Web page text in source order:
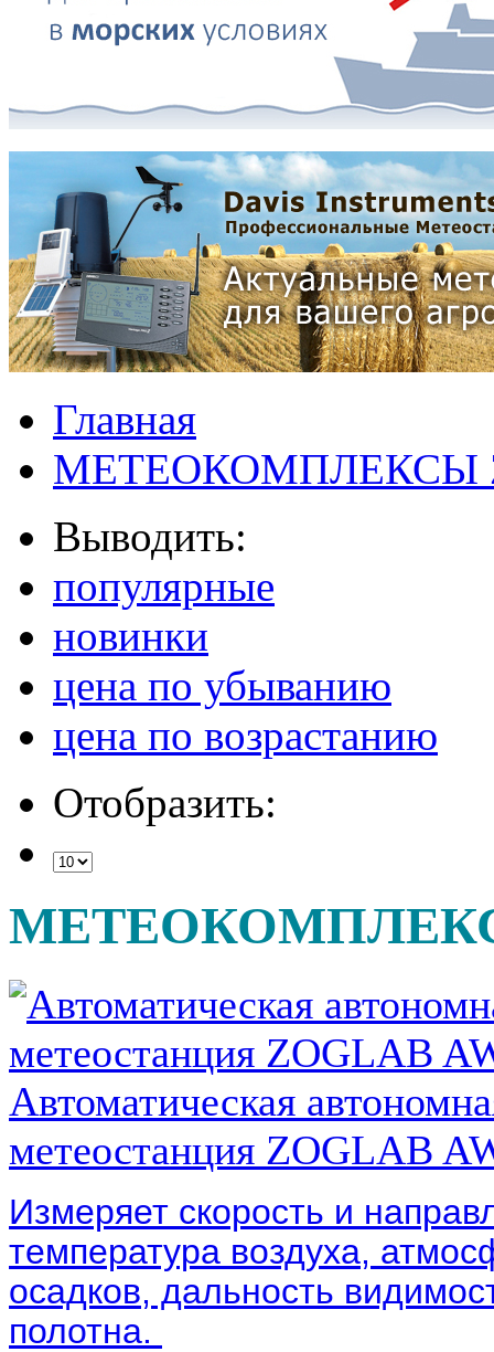
Главная
МЕТЕОКОМПЛЕКСЫ
Выводить:
популярные
новинки
цена по убыванию
цена по возрастанию
Отобразить:
Автоматическая
метеостанция ZOGLAB
Измеряет скорость и
температура воздуха,
осадков, дальность
полотна.